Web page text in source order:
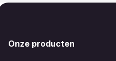
Onze producten